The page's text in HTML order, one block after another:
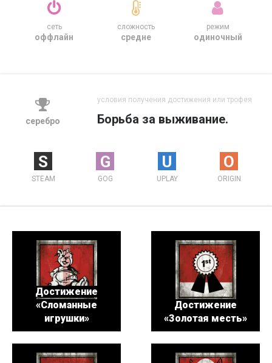
сеть
оффлайн
сложность
средне
режим
одиночный
серебро
условия получения достижения или трофея
Борьба за выживание.
S
STEAM
G
GOG
U
UPLAY
O
ORIGIN
Достижение
«Сломанные
игрушки»
Достижение
«Золотая месть»